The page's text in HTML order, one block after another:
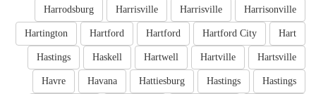
Harrisonville
Harrisville
Harrisville
Harrodsburg
Hart
Hartford City
Hartford
Hartford
Hartington
Hartsville
Hartville
Hartwell
Haskell
Hastings
Hastings
Hastings
Hattiesburg
Havana
Havre